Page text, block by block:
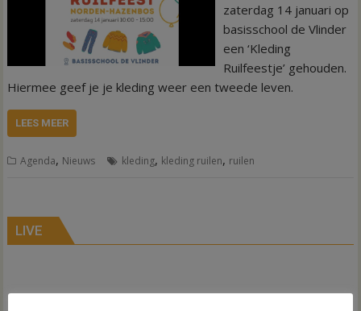
zaterdag 14 januari op
basisschool de Vlinder
een ‘Kleding
Ruilfeestje’ gehouden.
Hiermee geef je je kleding weer een tweede leven.
LEES MEER
Agenda, Nieuws kleding, kleding ruilen, ruilen
LIVE